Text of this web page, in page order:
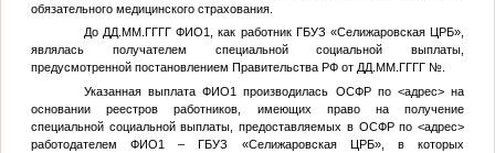
обязательного медицинского страхования.
ДоДД.ММ.ГГГГ ФИО1, как работник ГБУЗ «Селижаровская ЦРБ»,
являлась получателем специальной социальной выплаты,
предусмотренной постановлением Правительства РФ от ДД.ММ.ГГГГ №.
Указанная выплатаФИО1 производилась ОСФР по <адрес>на
основании реестров работников, имеющих право на получение
специальной социальной выплаты, предоставляемых в ОСФР по<адрес>
работодателемФИО1
– ГБУЗ «Селижаровская ЦРБ», в которых